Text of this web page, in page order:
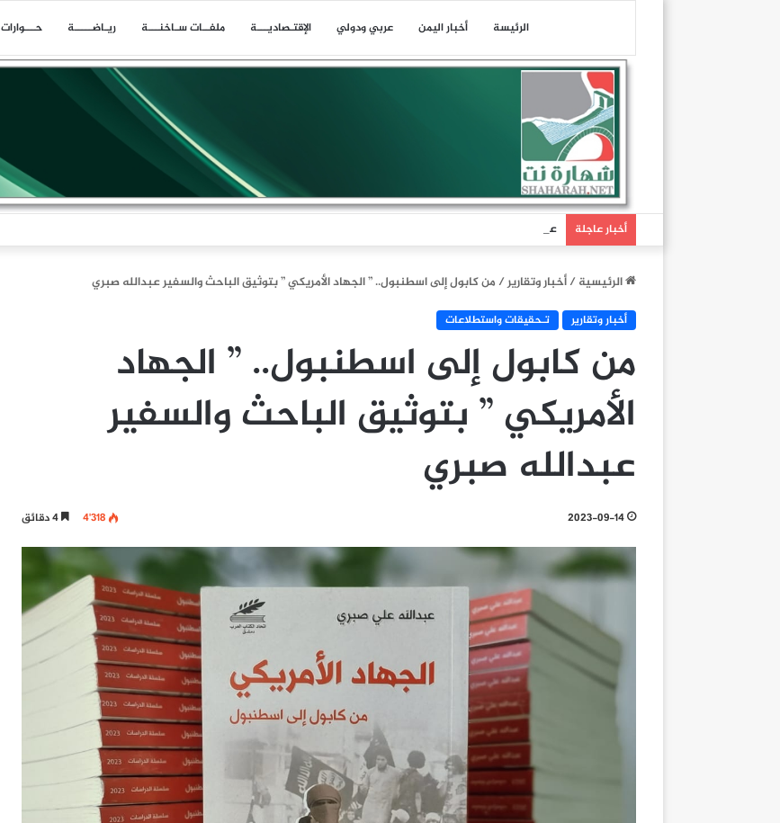
الرئيسة أخبار اليمن عربي ودولي اﻹقتـصاديـــة ملفــات سـاخنـــة ريـاضـــــة حـــوارات
أخبار عاجلة عاجل| هيئة عمليات التجارة البحرية البريطانية: تلقينا بلاغا عن حادث وقع على بعد 11 ميلا بحريا شمال شرق ليما في عمان
الرئيسية/أخبار وتقارير/من كابول إلى اسطنبول.. ” الجهاد الأمريكي ” بتوثيق الباحث والسفير عبدالله صبري
أخبار وتقارير تـحقيقات واستطلاعات
من كابول إلى اسطنبول.. ” الجهاد
الأمريكي ” بتوثيق الباحث والسفير
عبدالله صبري
2023-09-14 4٬318 4 دقائق